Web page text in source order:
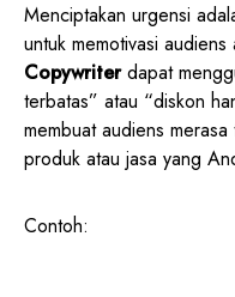
Menciptakan urgensi
untuk memotivasi
Copywriterdapat
terbatas” atau “diskon
membuat audiens
produk atau jasa yang
Contoh: